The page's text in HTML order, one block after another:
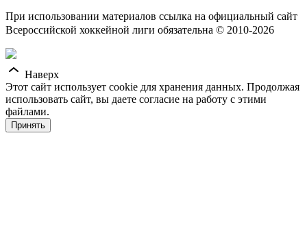
При использовании материалов ссылка на официальный сайт
Всероссийской хоккейной лиги обязательна © 2010-2026
Наверх
Этот сайт использует cookie для хранения данных. Продолжая
использовать сайт, вы даете согласие на работу с этими
файлами.
Принять